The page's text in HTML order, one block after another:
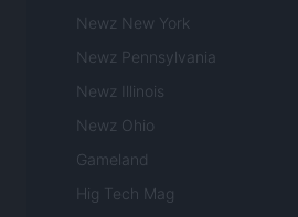
Newz New York
Newz Pennsylvania
Newz Illinois
Newz Ohio
Gameland
Hig Tech Mag